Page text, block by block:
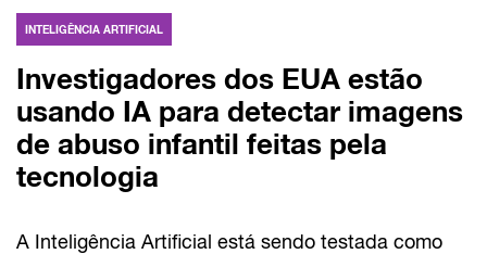
INTELIGÊNCIA ARTIFICIAL
Investigadores dos EUA estão
usando IA para detectar imagens
de abuso infantil feitas pela
tecnologia
A Inteligência Artificial está sendo testada como